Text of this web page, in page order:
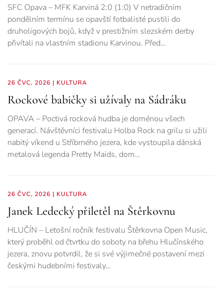
SFC Opava – MFK Karviná 2:0 (1:0) V netradičním
pondělním termínu se opavští fotbalisté pustili do
druholigových bojů, když v prestižním slezském derby
přivítali na vlastním stadionu Karvinou. Před…
26 ČVC, 2026 | KULTURA
Rockové babičky si užívaly na Sádráku
OPAVA – Poctivá rocková hudba je doménou všech
generací. Návštěvníci festivalu Holba Rock na grilu si užili
nabitý víkend u Stříbrného jezera, kde vystoupila dánská
metalová legenda Pretty Maids, dom…
26 ČVC, 2026 | KULTURA
Janek Ledecký přiletěl na Štěrkovnu
HLUČÍN – Letošní ročník festivalu Štěrkovna Open Music,
který proběhl od čtvrtku do soboty na břehu Hlučínského
jezera, znovu potvrdil, že si své výjimečné postavení mezi
českými hudebními festivaly…